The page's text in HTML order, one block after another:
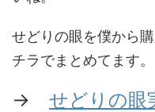
せどりの眼を僕から
チラでまとめてます。
→ せどりの眼